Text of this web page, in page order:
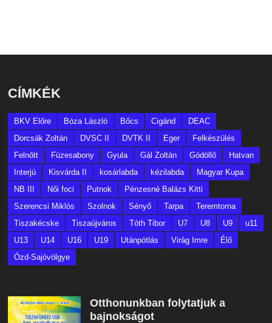
CÍMKÉK
BKV Előre Bóza László Bőcs Cigánd
DEAC
Dorcsák Zoltán
DVSC II DVTK II Eger
Felkészülés
Felnőtt
Füzesabony Gyula Gál Zoltán Gödöllő
Hatvan
Interjú
Kisvárda II kosárlabda kézilabda
Magyar Kupa
NB III
Női foci Putnok
Pénzesné Balázs Kitti
Szerencsi Miklós
Szolnok Sényő Tarpa
Teremtorna
Tiszakécske
Tiszaújváros Tóth Tibor U7 U8 U9
u11
U13
U14 U16 U19 Utánpótlás Virág Imre
Élő
Ózd-Sajóvölgye
Otthonunkban folytatjuk a
bajnokságot